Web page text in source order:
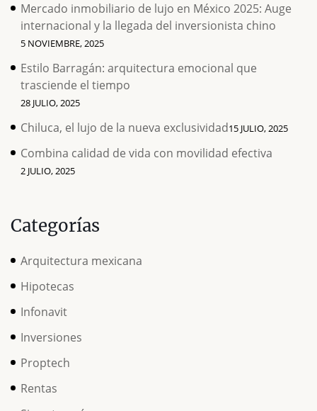
Mercado inmobiliario de lujo en México 2025: Auge
internacional y la llegada del inversionista chino
5 NOVIEMBRE, 2025
Estilo Barragán: arquitectura emocional que
trasciende el tiempo
28 JULIO, 2025
Chiluca, el lujo de la nueva exclusividad15 JULIO, 2025
Combina calidad de vida con movilidad efectiva
2 JULIO, 2025
Categorías
Arquitectura mexicana
Hipotecas
Infonavit
Inversiones
Proptech
Rentas